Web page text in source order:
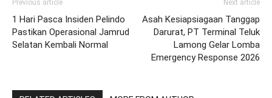
Previous article
1 Hari Pasca Insiden Pelindo
Pastikan Operasional Jamrud
Selatan Kembali Normal
Next article
Asah Kesiapsiagaan Tanggap
Darurat, PT Terminal Teluk
Lamong Gelar Lomba
Emergency Response 2026